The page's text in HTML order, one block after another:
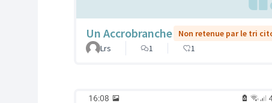
Un Accrobranche
Non retenue par le tri
Lrs
1 1